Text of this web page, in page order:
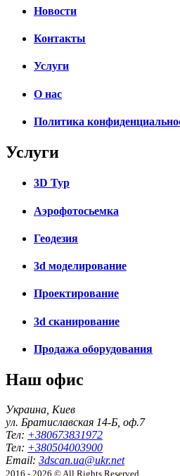
Новости
Контакты
Услуги
О нас
Политика
Услуги
3D Тур
Аэрофотосьемка
Геодезия
3d моделирование
Проектирование
3d сканирование
Продажа оборудования
Наш офис
Украина, Киев
ул. Братиславская 14-Б, оф.7
Тел: +380673831972
Тел: +380504003900
Email: 3dscan.ua@ukr.net
2016 - 2026 © All Rights Reserved.